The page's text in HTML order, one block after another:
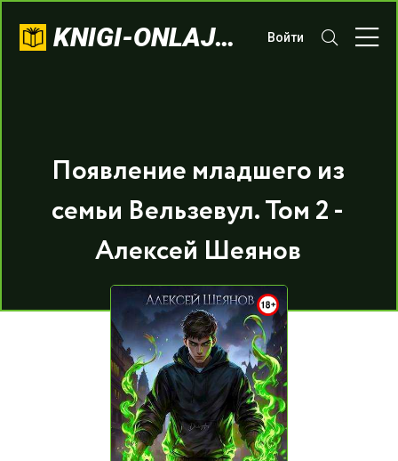
KNIGI-ONLAJN.COM Войти
Появление младшего из
семьи Вельзевул. Том 2 -
Алексей Шеянов